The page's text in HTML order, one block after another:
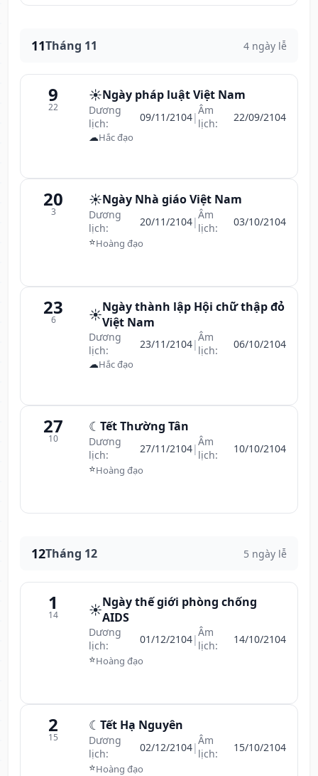
11Tháng 11 4 ngày lễ
9
22
☀️Ngày pháp luật Việt Nam
Dương
lịch:
09/11/2104|Âm
lịch:
22/09/2104
☁Hắc đạo
20
3
☀️Ngày Nhà giáo Việt Nam
Dương
lịch:
20/11/2104|Âm
lịch:
03/10/2104
⭐Hoàng đạo
23
6 ☀️Ngày thành lập Hội chữ thập đỏ
Việt Nam
Dương
lịch:
23/11/2104|Âm
lịch:
06/10/2104
☁Hắc đạo
27
10
☾ Tết Thường Tân
Dương
lịch:
27/11/2104|Âm
lịch:
10/10/2104
⭐Hoàng đạo
12Tháng 12 5 ngày lễ
1
14 ☀️Ngày thế giới phòng chống
AIDS
Dương
lịch:
01/12/2104|Âm
lịch:
14/10/2104
⭐Hoàng đạo
2
15
☾ Tết Hạ Nguyên
Dương
lịch:
02/12/2104|Âm
lịch:
15/10/2104
⭐Hoàng đạo